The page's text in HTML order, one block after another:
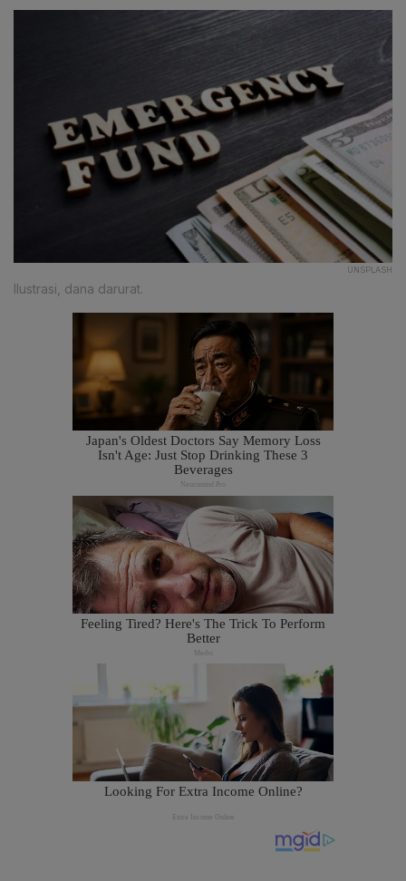
UNSPLASH
Ilustrasi, dana darurat.